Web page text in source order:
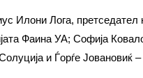
Илони Лога,
Фаина УА; Софија
и Ѓорѓе Јовановиќ